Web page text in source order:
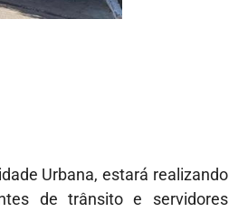
Urbana, estará realizando
de trânsito e servidores